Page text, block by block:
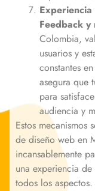
Feedback y
Colombia,
usuarios y
constantes
asegura que
para
audiencia y
Estos mecanismos
de diseño web en
incansablemente
una experiencia
todos los aspectos.